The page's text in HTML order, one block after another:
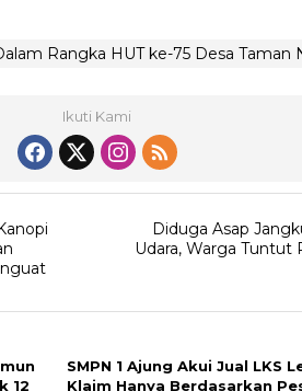
Rangka HUT ke-75 Desa Taman
Ikuti Kami
Diduga Asap
Udara, Warga
12
SMPN 1 Ajung Akui Jual LKS
Klaim Hanya Berdasarkan